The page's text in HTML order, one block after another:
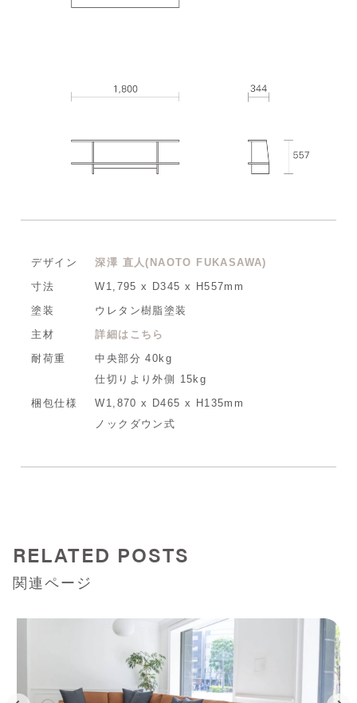
デザイン
深澤 直人(NAOTO FUKASAWA)
寸法
W1,795 x D345 x H557mm
塗装
ウレタン樹脂塗装
主材
詳細はこちら
耐荷重
中央部分 40kg
仕切りより外側 15kg
梱包仕様
W1,870 x D465 x H135mm
ノックダウン式
RELATED POSTS
関連ページ